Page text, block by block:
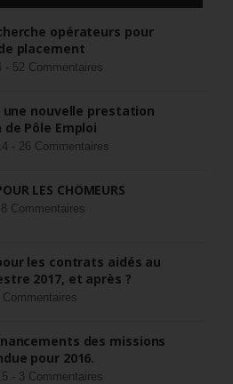
opérateurs pour
placement
- 52 Commentaires
une nouvelle prestation
Pôle Emploi
- 26 Commentaires
LES CHÔMEURS
8 Commentaires
les contrats aidés au
2017, et après ?
Commentaires
des missions
pour 2016.
- 3 Commentaires